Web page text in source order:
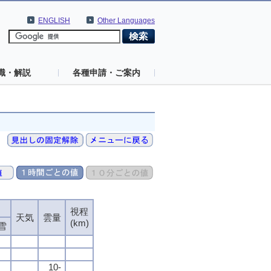
Other Languages
ENGLISH
・解説 各種申請・ご案内
天気
雲量
視程
(km)
10-
天気
雲量
視程
(km)
10-
天気
雲量
視程
(km)
10-
天気
雲量
視程
(km)
10-